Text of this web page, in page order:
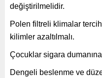
değiştirilmelidir.
Polen filtreli klimalar
kilimler azaltılmalı.
Çocuklar sigara dumanına
Dengeli beslenme ve